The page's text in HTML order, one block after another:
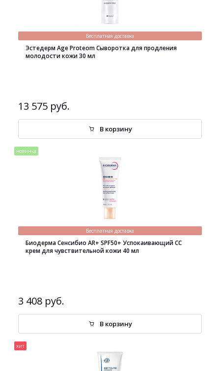
Бесплатная доставка
Эстедерм Age Proteom Сыворотка для продления
молодости кожи 30 мл
13 575 руб.
В корзину
новинка
Бесплатная доставка
Биодерма Сенсибио AR+ SPF50+ Успокаивающий СС
крем для чувствительной кожи 40 мл
3 408 руб.
В корзину
хит